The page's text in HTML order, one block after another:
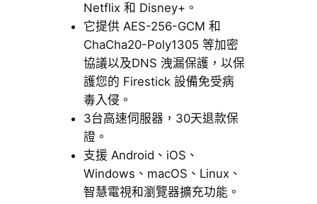
Netflix 和 Disney+。
它提供 AES-256-GCM 和
ChaCha20-Poly1305 等加密
協議以及DNS 洩漏保護，以保
護您的 Firestick 設備免受病
毒入侵。
3台高速伺服器，30天退款保
證。
支援 Android、iOS、
Windows、macOS、Linux、
智慧電視和瀏覽器擴充功能。